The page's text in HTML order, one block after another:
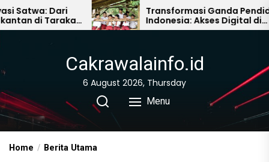
Skip
to
Transformasi Ganda Pendidikan
Indonesia: Akses Digital di
Pelosok dan Kemitraan Global
Cakrawalainfo.id
6 August 2026, Thursday
Menu
Home
Berita Utama